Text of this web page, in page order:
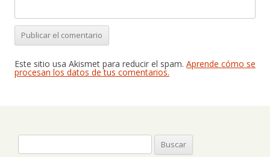
Este sitio usa Akismet para reducir el spam. Aprende cómo se
procesan los datos de tus comentarios.